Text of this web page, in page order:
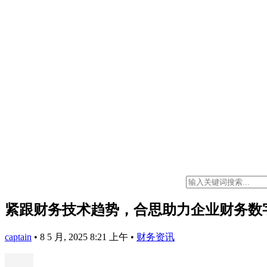
紧跟财务技术趋势，合思助力企业财务数
captain • 8 5 月, 2025 8:21 上午 • 财务资讯